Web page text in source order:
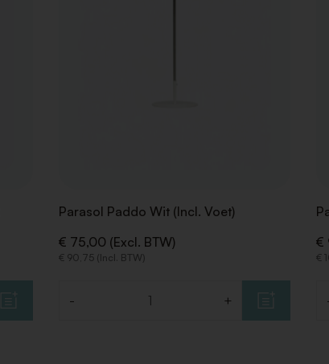
Parasol Paddo Wit (Incl. Voet)
€ 75,00 (Excl. BTW)
€ 90,75 (Incl. BTW)
- +
€
€